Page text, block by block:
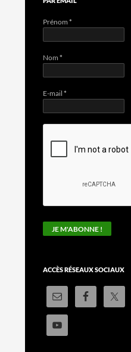
Prénom *
Nom *
E-mail *
ACCÈS RÉSEAUX SOCIAUX